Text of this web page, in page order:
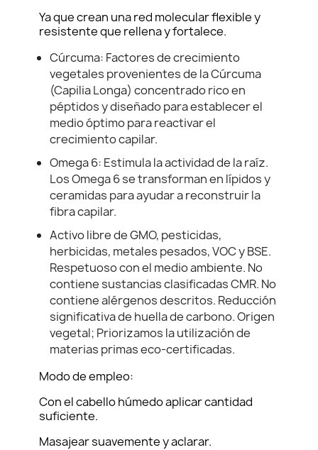
Ya que crean una red molecular flexible y
resistente que rellena y fortalece.
Cúrcuma: Factores de crecimiento
vegetales provenientes de la Cúrcuma
(Capilia Longa) concentrado rico en
péptidos y diseñado para establecer el
medio óptimo para reactivar el
crecimiento capilar.
Omega 6: Estimula la actividad de la raíz.
Los Omega 6 se transforman en lípidos y
ceramidas para ayudar a reconstruir la
fibra capilar.
Activo libre de GMO, pesticidas,
herbicidas, metales pesados, VOC y BSE.
Respetuoso con el medio ambiente. No
contiene sustancias clasificadas CMR. No
contiene alérgenos descritos. Reducción
significativa de huella de carbono. Origen
vegetal; Priorizamos la utilización de
materias primas eco-certificadas.
Modo de empleo:
Con el cabello húmedo aplicar cantidad
suficiente.
Masajear suavemente y aclarar.